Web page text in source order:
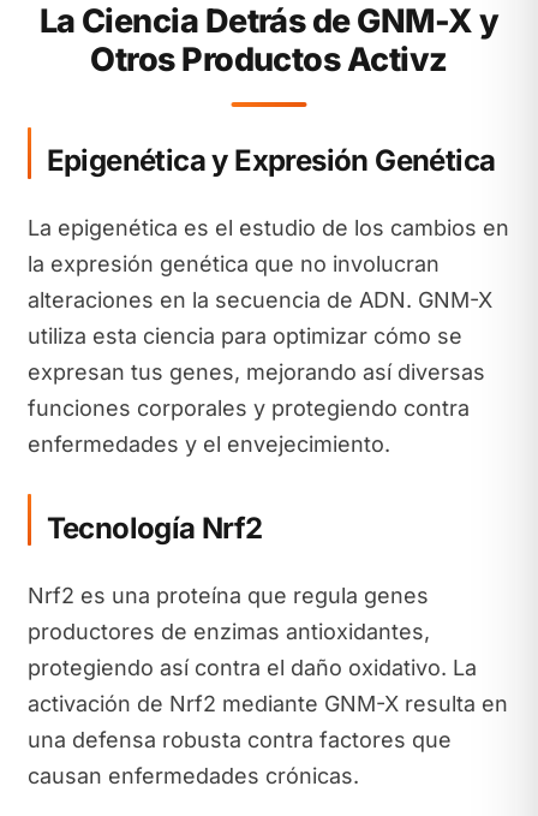
La Ciencia Detrás de GNM-X y
Otros Productos Activz
Epigenética y Expresión Genética
La epigenética es el estudio de los cambios en
la expresión genética que no involucran
alteraciones en la secuencia de ADN. GNM-X
utiliza esta ciencia para optimizar cómo se
expresan tus genes, mejorando así diversas
funciones corporales y protegiendo contra
enfermedades y el envejecimiento.
Tecnología Nrf2
Nrf2 es una proteína que regula genes
productores de enzimas antioxidantes,
protegiendo así contra el daño oxidativo. La
activación de Nrf2 mediante GNM-X resulta en
una defensa robusta contra factores que
causan enfermedades crónicas.